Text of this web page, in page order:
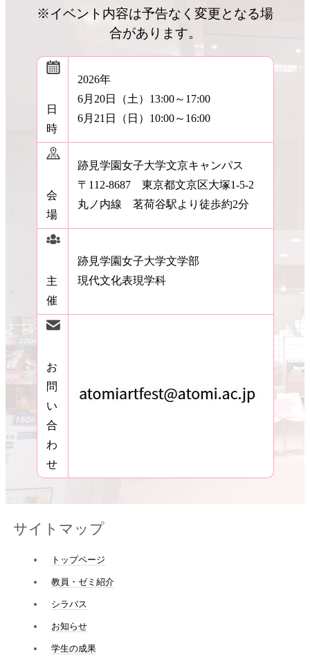
※イベント内容は予告なく変更となる場
合があります。
日
時
2026年
6月20日（土）13:00～17:00
6月21日（日）10:00～16:00
会
場
跡見学園女子大学文京キャンパス
〒112-8687 東京都文京区大塚1-5-2
丸ノ内線 茗荷谷駅より徒歩約2分
主
催
跡見学園女子大学文学部
現代文化表現学科
お
問
い
合
わ
せ
サイトマップ
トップページ
教員・ゼミ紹介
シラバス
お知らせ
学生の成果